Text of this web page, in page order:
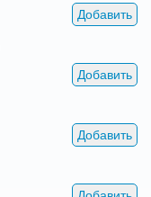
Добавить
Добавить
Добавить